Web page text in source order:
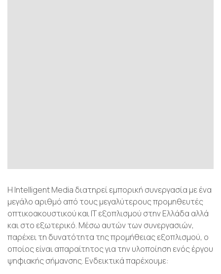
Η Intelligent Media διατηρεί εμπορική συνεργασία με ένα
μεγάλο αριθμό από τους μεγαλύτερους προμηθευτές
οπτικοακουστικού και IT εξοπλισμού στην Ελλάδα αλλά
και στο εξωτερικό. Μέσω αυτών των συνεργασιών,
παρέχει τη δυνατότητα της προμήθειας εξοπλισμού, ο
οποίος είναι απαραίτητος για την υλοποίηση ενός έργου
ψηφιακής σήμανσης. Ενδεικτικά παρέχουμε: